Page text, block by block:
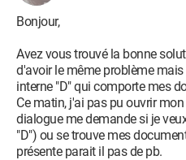
Bonjour,
Avez vous trouvé la bonne
d'avoir le même problème
interne "D" qui comporte mes
Ce matin, j'ai pas pu ouvrir
dialogue me demande si je
"D") ou se trouve mes
présente parait il pas de pb.